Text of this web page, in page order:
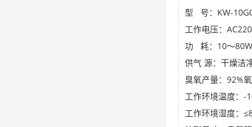
型 号：KW-
工作电压：
功 耗：10～
供气 源：干燥洁
臭氧产量：92%
工作环境温度：
工作环境湿度：